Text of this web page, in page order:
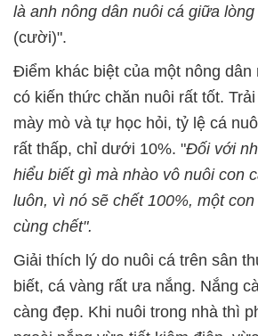
là anh nông dân nuôi cá giữa
(cười)".
Điểm khác biệt của một nông dân
có kiến thức chăn nuôi rất tốt.
mày mò và tự học hỏi, tỷ lệ cá
rất thấp, chỉ dưới 10%. "Đối với
hiểu biết gì mà nhào vô nuôi con
luôn, vì nó sẽ chết 100%, một
cùng chết".
Giải thích lý do nuôi cá trên sân
biết, cá vàng rất ưa nắng. Nắng
càng đẹp. Khi nuôi trong nhà thì